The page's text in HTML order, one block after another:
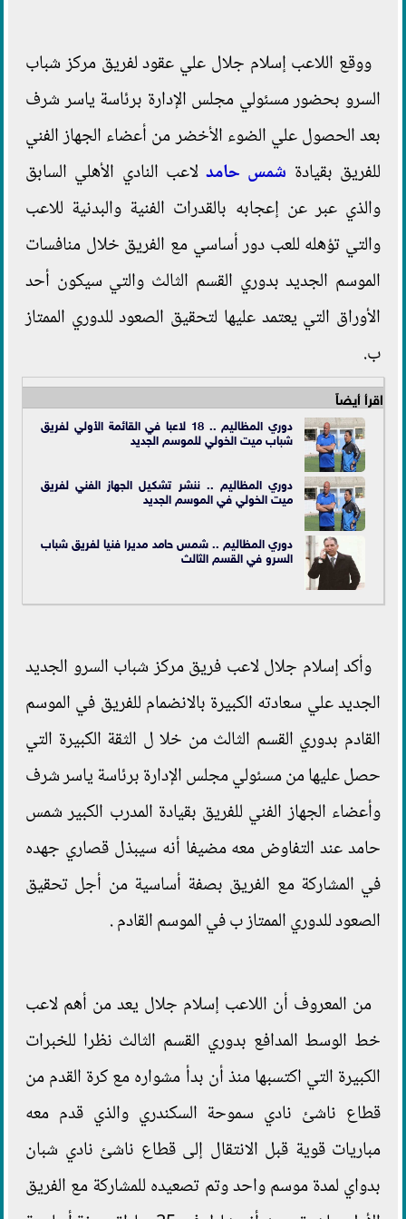
ووقع اللاعب إسلام جلال علي عقود لفريق مركز شباب
السرو بحضور مسئولي مجلس الإدارة برئاسة ياسر شرف
بعد الحصول علي الضوء الأخضر من أعضاء الجهاز الفني
للفريق بقيادة شمس حامدلاعب النادي الأهلي السابق
والذي عبر عن إعجابه بالقدرات الفنية والبدنية للاعب
والتي تؤهله للعب دور أساسي مع الفريق خلال منافسات
الموسم الجديد بدوري القسم الثالث والتي سيكون أحد
الأوراق التي يعتمد عليها لتحقيق الصعود للدوري الممتاز
ب.
اقرأ أيضاً
دوري المظاليم .. 18 لاعبا في القائمة الأولي لفريق
شباب ميت الخولي للموسم الجديد
دوري المظاليم .. ننشر تشكيل الجهاز الفني لفريق
ميت الخولي في الموسم الجديد
دوري المظاليم .. شمس حامد مديرا فنيا لفريق شباب
السرو في القسم الثالث
وأكد إسلام جلال لاعب فريق مركز شباب السرو الجديد
الجديد علي سعادته الكبيرة بالانضمام للفريق في الموسم
القادم بدوري القسم الثالث من خلا ل الثقة الكبيرة التي
حصل عليها من مسئولي مجلس الإدارة برئاسة ياسر شرف
وأعضاء الجهاز الفني للفريق بقيادة المدرب الكبير شمس
حامد عند التفاوض معه مضيفا أنه سيبذل قصاري جهده
في المشاركة مع الفريق بصفة أساسية من أجل تحقيق
الصعود للدوري الممتاز ب في الموسم القادم .
من المعروف أن اللاعب إسلام جلال يعد من أهم لاعب
خط الوسط المدافع بدوري القسم الثالث نظرا للخبرات
الكبيرة التي اكتسبها منذ أن بدأ مشواره مع كرة القدم من
قطاع ناشئ نادي سموحة السكندري والذي قدم معه
مباريات قوية قبل الانتقال إلى قطاع ناشئ نادي شبان
بدواي لمدة موسم واحد وتم تصعيده للمشاركة مع الفريق